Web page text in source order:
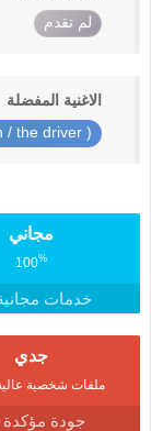
لم تقدم
الاغنية المفضلة
( by manasken / the driver) ,(by justen
مجاني
100%
خدمات
جدي
ملفات شخصية
جودة مؤكدة